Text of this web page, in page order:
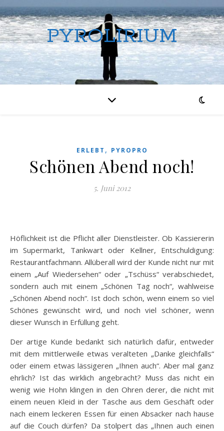
PYROLIRIUM
ERLEBT , PYROPRO
Schönen Abend noch!
5. Juni 2012
Höflichkeit ist die Pflicht aller Dienstleister. Ob Kassiererin
im Supermarkt, Tankwart oder Kellner, Entschuldigung:
Restaurantfachmann. Allüberall wird der Kunde nicht nur mit
einem „Auf Wiedersehen“ oder „Tschüss“ verabschiedet,
sondern auch mit einem „Schönen Tag noch“, wahlweise
„Schönen Abend noch“. Ist doch schön, wenn einem so viel
Schönes gewünscht wird, und noch viel schöner, wenn
dieser Wunsch in Erfüllung geht.
Der artige Kunde bedankt sich natürlich dafür, entweder
mit dem mittlerweile etwas veralteten „Danke gleichfalls“
oder einem etwas lässigeren „Ihnen auch“. Aber mal ganz
ehrlich? Ist das wirklich angebracht? Muss das nicht ein
wenig wie Hohn klingen in den Ohren derer, die nicht mit
einem neuen Kleid in der Tasche aus dem Geschäft oder
nach einem leckeren Essen für einen Absacker nach hause
auf die Couch dürfen? Da stolpert das „Ihnen auch einen